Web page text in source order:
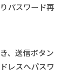
パスワード再
、送信ボタン
レスへパスワ